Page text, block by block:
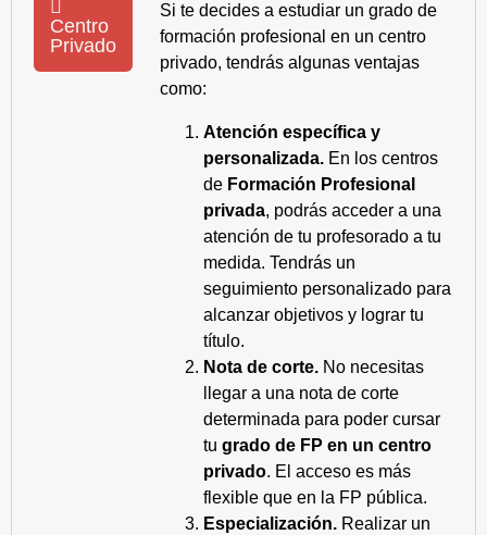
Centro
Privado
Si te decides a estudiar un grado de
formación profesional en un centro
privado, tendrás algunas ventajas
como:
Atención específica y
personalizada. En los centros
de Formación Profesional
privada, podrás acceder a una
atención de tu profesorado a tu
medida. Tendrás un
seguimiento personalizado para
alcanzar objetivos y lograr tu
título.
Nota de corte. No necesitas
llegar a una nota de corte
determinada para poder cursar
tu grado de FP en un centro
privado. El acceso es más
flexible que en la FP pública.
Especialización. Realizar un